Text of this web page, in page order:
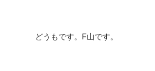
どうもです。F山です。